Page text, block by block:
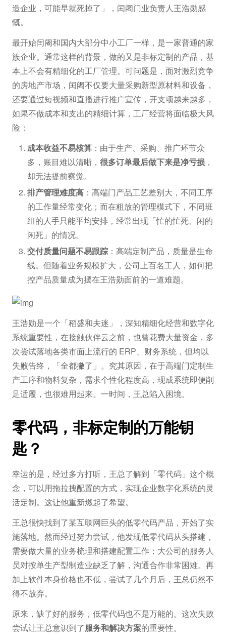
造企业，可能早就死掉了」，闰阇门业负责人王浩勋感
慨。
最开始闰阇和国内大部分中小工厂一样，是一家普通的家
族企业。通常这样的背景，做的又是非标定制的产品，基
本上不会有精细化的工厂管理。可问题是，面对激烈竞争
的房地产市场，闰阇不仅要大量采购新型原材料和设备，
还要通过短视频和直播进行推广宣传，开支项越来越多，
如果不做成本和支出的精细计算，工厂经营将面临极大风
险：
成本收益不易核算 ：由于生产、采购、推广环节众
多，账目难以清晰， 很多订单最后做下来是净亏损 ，
却无法提前察觉。
排产管理难度高 ：高端门产品工艺差别大，不同工序
的工作量经常变化；而在粗放的管理模式下，不同班
组的人手只能平均安排，经常出现「忙的忙死、闲的
闲死」的情况。
交付质量问题不易跟踪 ：高端定制产品，质量是生命
线。但随着业务规模扩大，公司上百名工人，如何把
控产品质量成为摆在王浩勋面前的一道难题。
王浩勋是一个「稻盛和夫迷」，深知精细化经营和数字化
系统重要性，在接触伙伴云之前，也曾花费大量资金，多
次尝试落地各类市面上流行的 ERP、财务系统，但均以
失败告终，「全都撇了」。究其原因，在于高端门定制生
产工序和物料复杂，需求个性化程度高，现成系统即便削
足适履，也很难用起来。一时间，王总陷入困境。
零代码，非标定制的万能钥
匙？
幸运的是，经过多方打听，王总了解到「零代码」这个概
念，可以用拖拉拽配置的方式，实现企业数字化系统的灵
活定制。这让他重新燃起了希望。
王总很快找到了某互联网巨头的低零代码产品，开始了实
施落地。然而经过努力尝试，他发现低零代码从头搭建，
需要做大量的业务梳理和搭建配置工作；大公司的服务人
员对按单生产型制造业缺乏了解，沟通合作非常困难。再
加上软件本身价格也不低，尝试了几个月后，王总仍然不
得不放弃。
原来，缺了好的服务，低零代码也不是万能的。这次失败
尝试让王总意识到了服务和解决方案的重要性。